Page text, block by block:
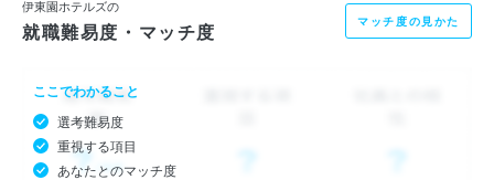
「気軽に、気楽に、身近に温泉」をコンセプトに、常に“温泉や
ホテルの常識”を疑いながらチャレンジをつづけてきました。そ
キさせたい」という想いが込められています。
たとえば「旅行＝お金がかかる」というイメージ。このイメージ
伊東園ホテルズの
就職難易度・マッチ度 マッチ度の見かた
ここでわかること
選考難易度
重視する項目
あなたとのマッチ度